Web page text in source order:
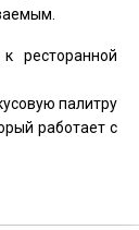
ресторанной
палитру
работает с